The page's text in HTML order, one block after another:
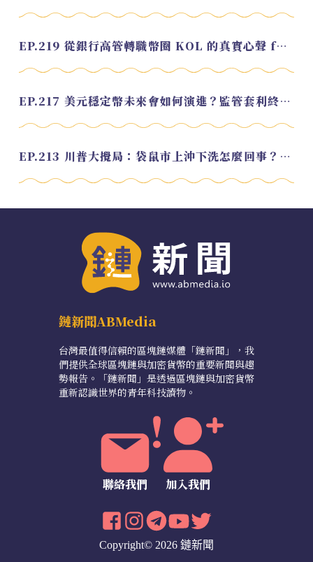
EP.219 從銀行高管轉職幣圈 KOL 的真實心聲 feat.龜大
EP.217 美元穩定幣未來會如何演進？監管套利終將收斂？feat. 研究員 余哲安
EP.213 川普大攪局：袋鼠市上沖下洗怎麼回事？feat. Alvin
鏈新聞ABMedia
台灣最值得信賴的區塊鏈媒體「鏈新聞」，我
們提供全球區塊鏈與加密貨幣的重要新聞與趨
勢報告。「鏈新聞」是透過區塊鏈與加密貨幣
重新認識世界的青年科技讀物。
聯絡我們 加入我們
Copyright© 2026 鏈新聞